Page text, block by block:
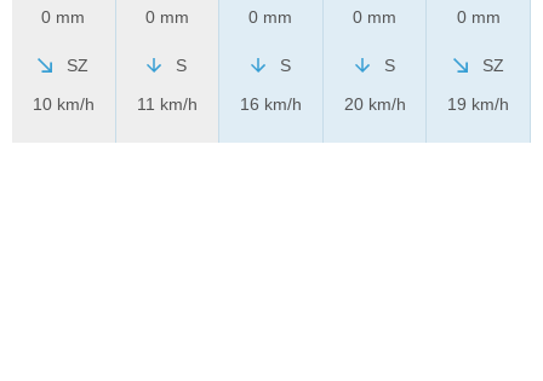
0 mm
SZ
10 km/h
0 mm
S
11 km/h
0 mm
S
16 km/h
0 mm
S
20 km/h
0 mm
SZ
19 km/h